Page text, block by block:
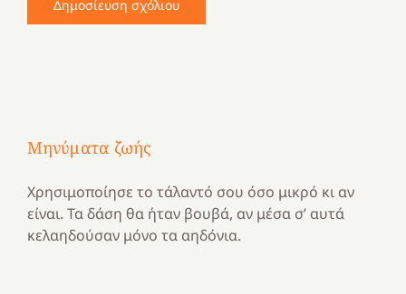
Μηνύματα ζωής
Χρησιμοποίησε το τάλαντό σου όσο μικρό κι αν
είναι. Τα δάση θα ήταν βουβά, αν μέσα σ’ αυτά
κελαηδούσαν μόνο τα αηδόνια.